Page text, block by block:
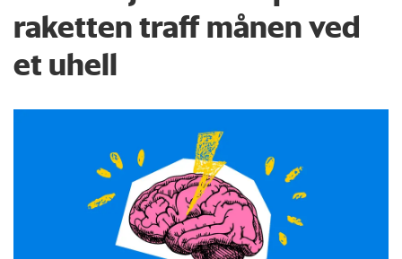
raketten traff månen ved
et uhell